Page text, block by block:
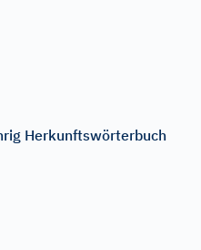
Herkunftswörterbuch